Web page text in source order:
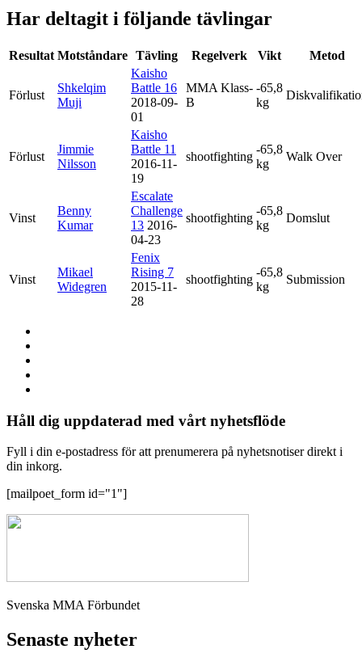
Har deltagit i följande tävlingar
Resultat Motståndare Tävling Regelverk Vikt Metod
Förlust
Shkelqim
Muji
Kaisho
Battle 16
2018-09-
01
MMA Klass-
B
-65,8
kg
Förlust
Jimmie
Nilsson
Kaisho
Battle 11
2016-11-
19
shootfighting
-65,8
kg
Walk Over
Vinst
Benny
Kumar
Escalate
Challenge
13 2016-
04-23
shootfighting
-65,8
kg
Domslut
Vinst
Mikael
Widegren
Fenix
Rising 7
2015-11-
28
shootfighting
-65,8
kg
Submission
Håll dig uppdaterad med vårt nyhetsflöde
Fyll i din e-postadress för att prenumerera på nyhetsnotiser direkt i
din inkorg.
[mailpoet_form id="1"]
Svenska MMA Förbundet
Senaste nyheter